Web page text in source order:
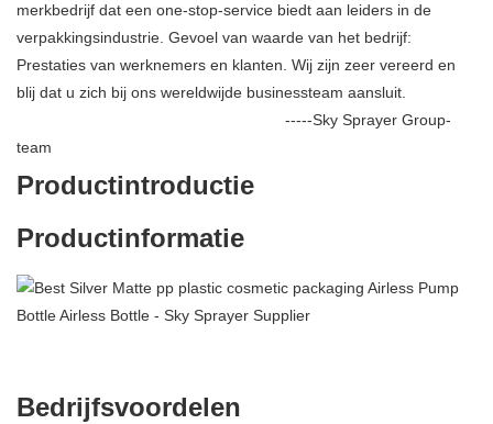
merkbedrijf dat een one-stop-service biedt aan leiders in de
verpakkingsindustrie. Gevoel van waarde van het bedrijf:
Prestaties van werknemers en klanten. Wij zijn zeer vereerd en
blij dat u zich bij ons wereldwijde businessteam aansluit.
-----Sky Sprayer Group-
team
Productintroductie
Productinformatie
Bedrijfsvoordelen